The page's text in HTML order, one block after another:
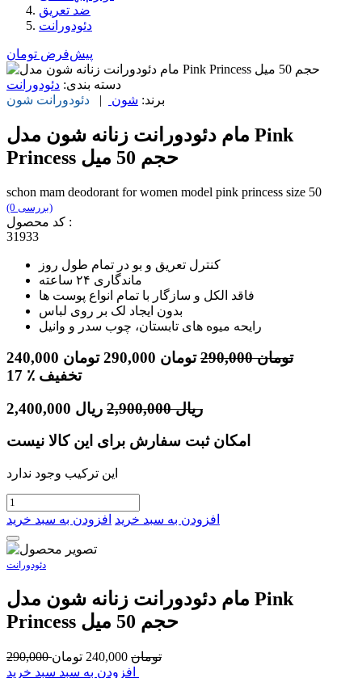
ضد تعریق
دئودورانت
پیش‌فرض تومان
دسته بندی: دئودورانت
برند: شون | دئودورانت شون
مام دئودورانت زنانه شون مدل Pink
Princess حجم 50 میل
schon mam deodorant for women model pink princess size 50
(0 بررسی)
کد محصول :
31933
کنترل تعریق و بو در تمام طول روز
ماندگاری ۲۴ ساعته
فاقد الکل و سازگار با تمام انواع پوست ها
بدون ایجاد لک بر روی لباس
رایحه میوه های تابستان، چوب سدر و وانیل
240,000 تومان 290,000تومان 290,000 تومان
17
٪ تخفیف
2,400,000 ریال 2,900,000 ریال
امکان ثبت سفارش برای این کالا نیست
این ترکیب وجود ندارد
افزودن به سبد خرید افزودن به سبد خرید
دئودورانت
مام دئودورانت زنانه شون مدل Pink
Princess حجم 50 میل
290,000 تومان 240,000 تومان